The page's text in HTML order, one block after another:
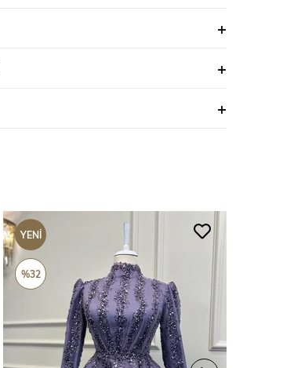
YENI
ÜRÜN
%32